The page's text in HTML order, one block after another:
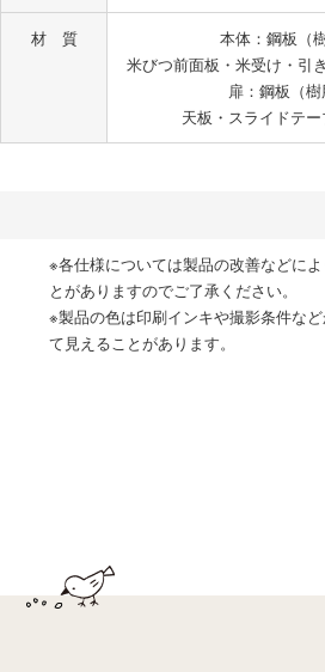
材 質
本体：鋼板（
米びつ前面板・米受け・引
扉：鋼板（樹
天板・スライドテ
※各仕様については製品の改善などに
とがありますのでご了承ください。
※製品の色は印刷インキや撮影条件な
て見えることがあります。